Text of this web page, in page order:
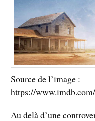
Source de l’image :
https://
Au delà d’une